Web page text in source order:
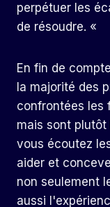
perpétuer les
de résoudre. «
En fin de
la majorité des
confrontées les
mais sont
vous écoutez
aider et
non seulement
aussi